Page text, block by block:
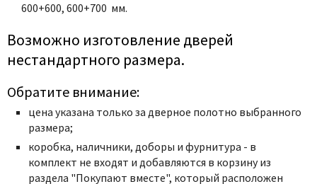
600+600, 600+700 мм.
Возможно изготовление дверей
нестандартного размера.
Обратите внимание:
цена указана только за дверное полотно выбранного
размера;
коробка, наличники, доборы и фурнитура - в
комплект не входят и добавляются в корзину из
раздела "Покупают вместе", который расположен